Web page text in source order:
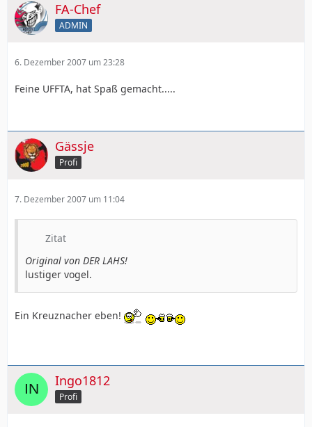
FA-Chef
ADMIN
6. Dezember 2007 um 23:28
Feine UFFTA, hat Spaß gemacht.....
Gässje
Profi
7. Dezember 2007 um 11:04
Zitat
Original von DER LAHS!
lustiger vogel.
Ein Kreuznacher eben!
Ingo1812
Profi